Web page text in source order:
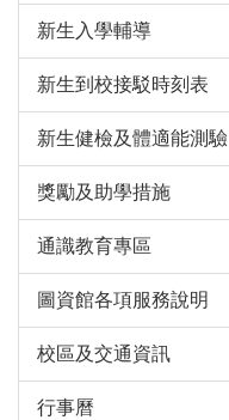
新生入學輔導
新生到校接駁時刻表
新生健檢及體適能測驗
獎勵及助學措施
通識教育專區
圖資館各項服務說明
校區及交通資訊
行事曆